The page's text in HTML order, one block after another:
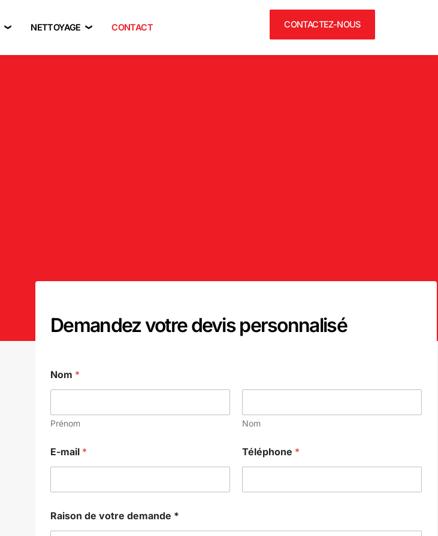
NETTOYAGE CONTACT CONTACTEZ-NOUS
Demandez votre devis personnalisé
o
m
e
n
a
i
r
m
s
Nom *
Prénom Nom
E-mail * Téléphone *
Raison de votre demande *